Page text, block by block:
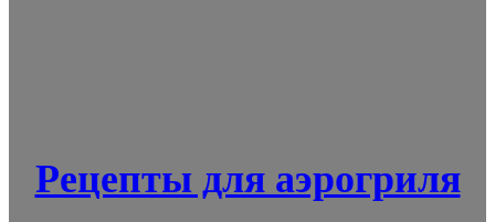
Рецепты для аэрогриля